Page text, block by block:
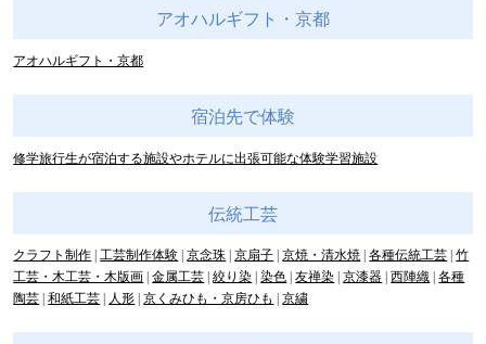
アオハルギフト・京都
アオハルギフト・京都
宿泊先で体験
修学旅行生が宿泊する施設やホテルに出張可能な体験学習施設
伝統工芸
クラフト制作 工芸制作体験 京念珠 京扇子 京焼・清水焼 各種伝統工芸 竹
工芸・木工芸・木版画 金属工芸 絞り染 染色 友禅染 京漆器 西陣織 各種
陶芸 和紙工芸 人形 京くみひも・京房ひも 京繍